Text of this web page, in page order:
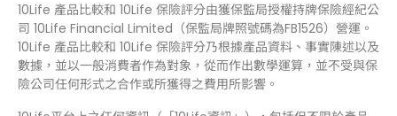
10Life 產品比較和 10Life 保險評分由獲保監局授權持牌保險經紀公
司 10Life Financial Limited（保監局牌照號碼為FB1526）營運。
10Life 產品比較和 10Life 保險評分乃根據產品資料、事實陳述以及
數據，並以一般消費者作為對象，從而作出數學運算，並不受與保
險公司任何形式之合作或所獲得之費用所影響。